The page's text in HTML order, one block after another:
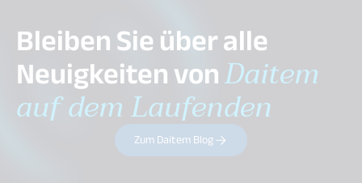
Bleiben Sie über alle
Neuigkeiten vonDaitem
auf dem Laufenden
Zum Daitem Blog